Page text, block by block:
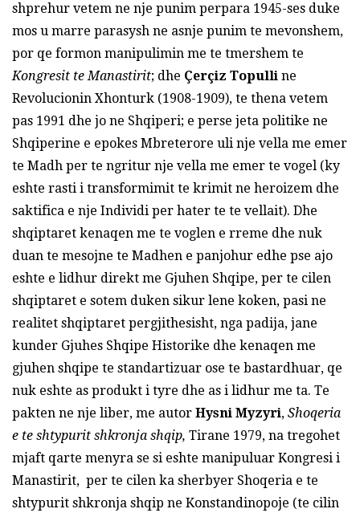
shprehur vetem ne nje punim perpara 1945-ses duke
mos u marre parasysh ne asnje punim te mevonshem,
por qe formon manipulimin me te tmershem te
Kongresit te Manastirit; dhe Çerçiz Topulli ne
Revolucionin Xhonturk (1908-1909), te thena vetem
pas 1991 dhe jo ne Shqiperi; e perse jeta politike ne
Shqiperine e epokes Mbreterore uli nje vella me emer
te Madh per te ngritur nje vella me emer te vogel (ky
eshte rasti i transformimit te krimit ne heroizem dhe
saktifica e nje Individi per hater te te vellait). Dhe
shqiptaret kenaqen me te voglen e rreme dhe nuk
duan te mesojne te Madhen e panjohur edhe pse ajo
eshte e lidhur direkt me Gjuhen Shqipe, per te cilen
shqiptaret e sotem duken sikur lene koken, pasi ne
realitet shqiptaret pergjithesisht, nga padija, jane
kunder Gjuhes Shqipe Historike dhe kenaqen me
gjuhen shqipe te standartizuar ose te bastardhuar, qe
nuk eshte as produkt i tyre dhe as i lidhur me ta. Te
pakten ne nje liber, me autor Hysni Myzyri, Shoqeria
e te shtypurit shkronja shqip, Tirane 1979, na tregohet
mjaft qarte menyra se si eshte manipuluar Kongresi i
Manastirit, per te cilen ka sherbyer Shoqeria e te
shtypurit shkronja shqip ne Konstandinopoje (te cilin